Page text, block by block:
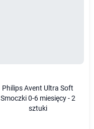
Philips Avent Ultra Soft
Smoczki 0-6 miesięcy - 2
sztuki